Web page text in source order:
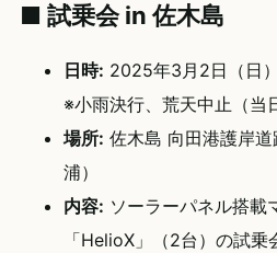
■ 試乗会 in 佐木島
日時: 2025年3月2日（日
※小雨決行、荒天中止（当
場所: 佐木島 向田港護岸
浦）
内容: ソーラーパネル搭載
「HelioX」（2台）の試乗